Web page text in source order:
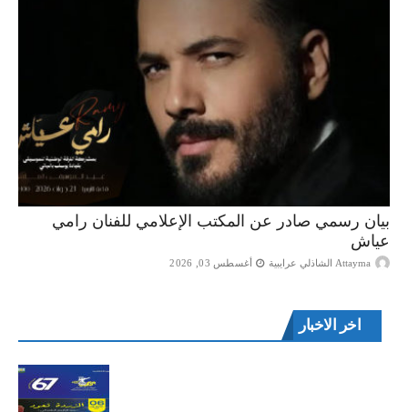
بيان رسمي صادر عن المكتب الإعلامي للفنان رامي
عياش
Attayma الشاذلي عرايبية أغسطس 03, 2026
اخر الاخبار